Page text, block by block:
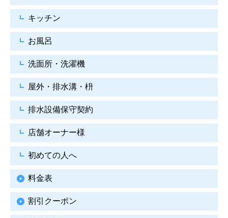
キッチン
お風呂
洗面所・洗濯機
屋外・排水溝・枡
排水設備保守契約
店舗オーナー様
初めての人へ
料金表
割引クーポン